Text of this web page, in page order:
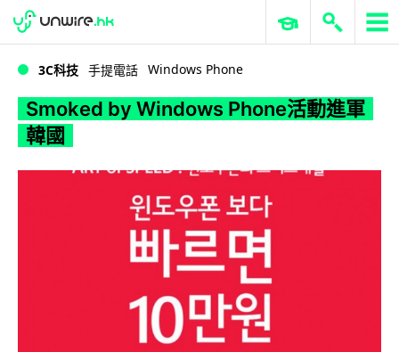
Smoked by Windows Phone活動進軍韓國
WWDC 2026 ERP 與商業 AI
3C科技 手提電話 Windows Phone
Smoked by Windows Phone活動進軍
韓國